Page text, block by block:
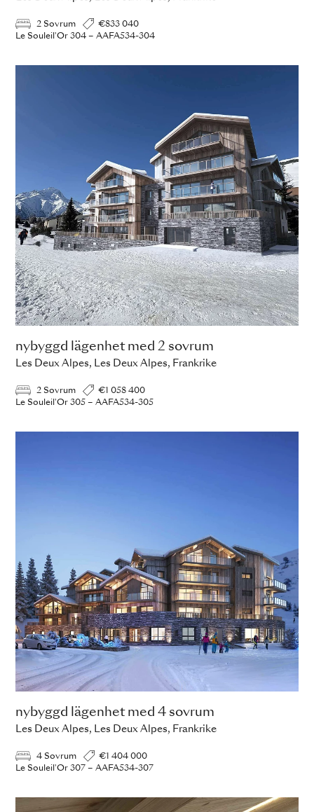
2 Sovrum
€833 040
Le Souleil'Or 304 – AAFA534-304
nybyggd lägenhet med 2 sovrum
Les Deux Alpes, Les Deux Alpes, Frankrike
2 Sovrum
€1 058 400
Le Souleil'Or 305 – AAFA534-305
nybyggd lägenhet med 4 sovrum
Les Deux Alpes, Les Deux Alpes, Frankrike
4 Sovrum
€1 404 000
Le Souleil'Or 307 – AAFA534-307